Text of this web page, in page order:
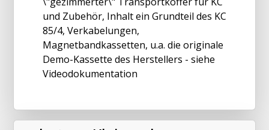
und Zubehör, Inhalt ein Grundteil des KC
85/4, Verkabelungen,
Magnetbandkassetten, u.a. die originale
Demo-Kassette des Herstellers - siehe
Videodokumentation